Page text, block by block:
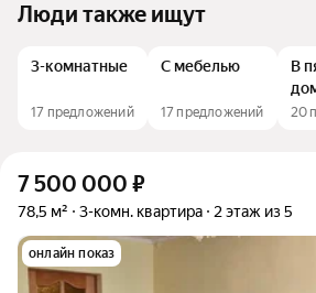
Люди также ищут
3-комнатные
17 предложений
С мебелью
17 предложений
В
20
7 500 000 ₽
78,5 м² 3-комн. квартира 2 этаж из 5
онлайн показ